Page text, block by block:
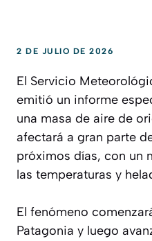
2 DE JULIO DE 2026
El Servicio
emitió un informe
una masa de aire de
afectará a gran parte
próximos días, con un
las temperaturas y
El fenómeno
Patagonia y luego